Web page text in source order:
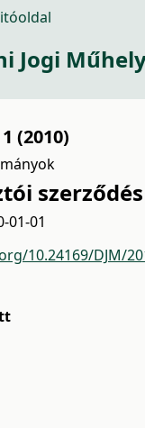
Jogi
(2010)
01-01
10.24169/DJM/